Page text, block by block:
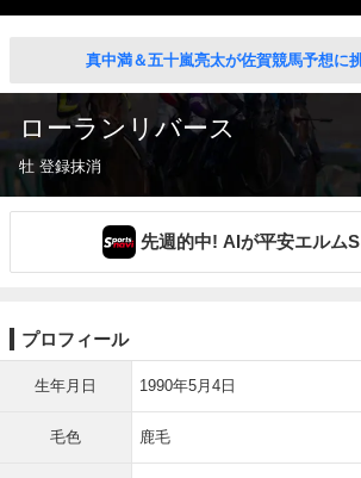
真中満＆五十嵐亮太が佐賀競馬予想に
ローランリバース
牡 登録抹消
先週的中! AIが平安エルム
プロフィール
生年月日 1990年5月4日
毛色 鹿毛